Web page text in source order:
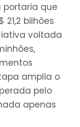
portaria que
bilhões
voltada
amplia o
pelo
apenas